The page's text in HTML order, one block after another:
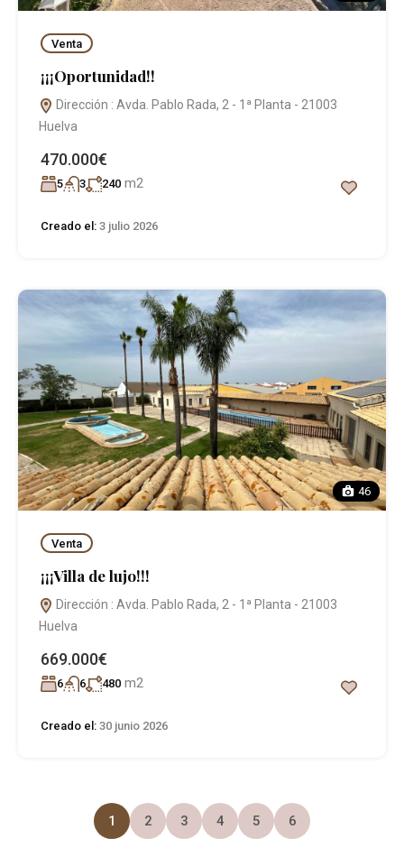
Venta
¡¡¡Oportunidad!!
Dirección : Avda. Pablo Rada, 2 - 1ª Planta - 21003
Huelva
470.000€
5 3 240 m2
Creado el: 3 julio 2026
46
Venta
¡¡¡Villa de lujo!!!
Dirección : Avda. Pablo Rada, 2 - 1ª Planta - 21003
Huelva
669.000€
6 6 480 m2
Creado el: 30 junio 2026
1 2 3 4 5 6